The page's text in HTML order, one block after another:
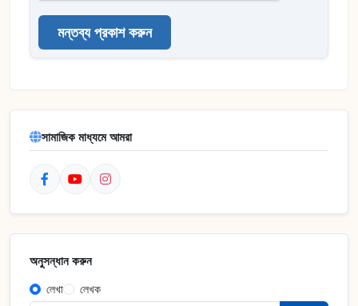
মন্তব্য প্রকাশ করুন
সামাজিক মাধ্যমে আমরা
অনুসন্ধান করুন
লেখা লেখক